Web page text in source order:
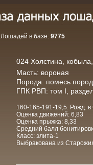
Лошадей в базе: 9775
024 Холстина, кобыла,
Масть: вороная
Порода: помесь пород
ГПК РВП: том I,
160-165-191-19,5. Рожд. в
Оценка движений: 6,83
Оценка прыжка: 8,33
Средний балл
Класс: элита-1
Выбракована из